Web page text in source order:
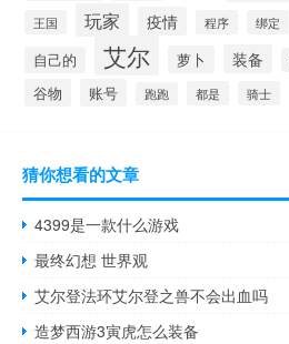
王国 玩家 疫情 程序 绑定
自己的 艾尔 萝卜 装备
谷物 账号 跑跑 都是 骑士
猜你想看的文章
4399是一款什么游戏
最终幻想 世界观
艾尔登法环艾尔登之兽不会出血吗
造梦西游3寅虎怎么装备